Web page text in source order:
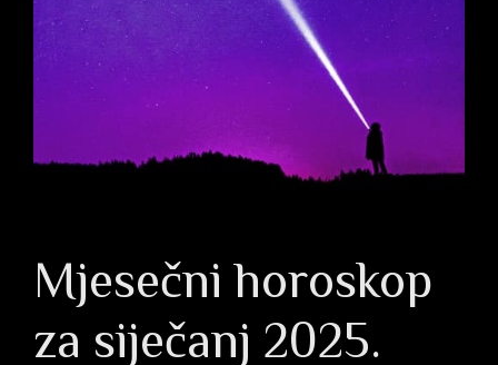
Mjesečni horoskop
za siječanj 2025.